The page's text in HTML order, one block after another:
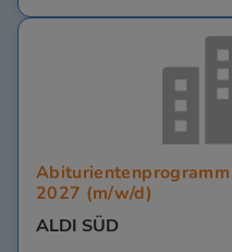
2027 (m/w/d)
ALDI SÜD